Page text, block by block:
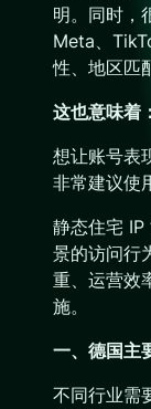
明。同时，
Meta、
性、地区匹
这也意味着：
想让账号表
非常建议使
静态住宅 IP
景的访问行
重、运营效
施。
一、德国主
不同行业需